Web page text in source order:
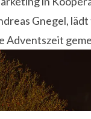
Gnegel,
Adventszeit